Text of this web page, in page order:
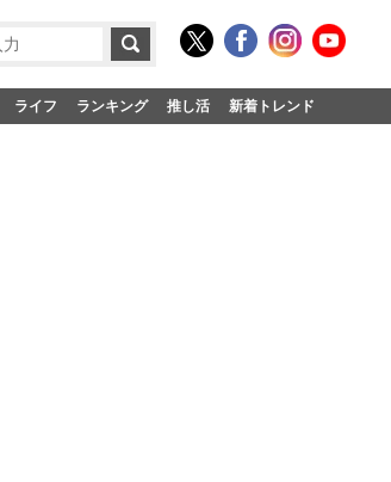
ライフ ランキング 推し活 新着トレンド